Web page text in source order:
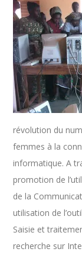
révolution du
femmes à la
informatique. A
promotion de
de la
utilisation de
Saisie et
recherche sur